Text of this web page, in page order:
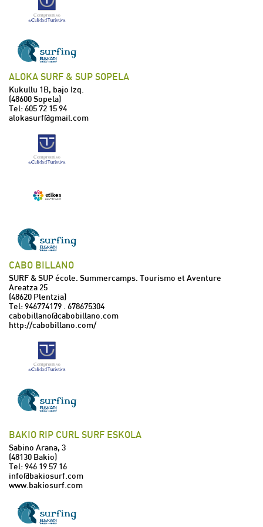
ALOKA SURF & SUP SOPELA
Kukullu 1B, bajo Izq.
(48600 Sopela)
Tel:605 72 15 94
alokasurf@gmail.com
CABO BILLANO
SURF & SUP école. Summercamps. Tourismo et Aventure
Areatza 25
(48620 Plentzia)
Tel:946774179 . 678675304
cabobillano@cabobillano.com
http://cabobillano.com/
BAKIO RIP CURL SURF ESKOLA
Sabino Arana, 3
(48130 Bakio)
Tel:946 19 57 16
info@bakiosurf.com
www.bakiosurf.com